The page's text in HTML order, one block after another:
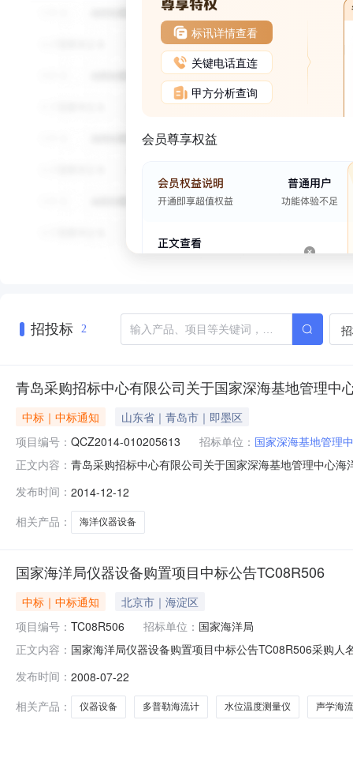
标讯详情查看
关键电话直连
甲方分析查询
会员尊享权益
招投标 2
青岛采购招标中心有限公司关于国家深海基地管理中
中标｜中标通知
山东省｜青岛市｜即墨区
项目编号： QCZ2014-010205613 招标单位： 国家深海基地管理
正文内容： 青岛采购招标中心有限公司关于国家深海基地管理中心
第一包杭州三锐物资有限公司188000.00第二包青岛深
发布时间： 2014-12-12
相关产品：
海洋仪器设备
国家海洋局仪器设备购置项目中标公告TC08R506
中标｜中标通知
北京市｜海淀区
项目编号： TC08R506 招标单位： 国家海洋局
正文内容： 国家海洋局仪器设备购置项目中标公告TC08R506采购
瑞忠、于洪军、夏士旺第二部分李凤霞、杨若黎、李毅
发布时间： 2008-07-22
相关产品：
仪器设备 多普勒海流计 水位温度测量仪 声学海